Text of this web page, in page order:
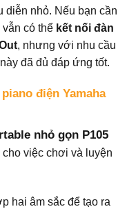
diễn nhỏ. Nếu bạn cần
có thể kết nối đàn
, nhưng với nhu cầu
đã đủ đáp ứng tốt.
điện Yamaha
nhỏ gọn P105
việc chơi và luyện
hai âm sắc để tạo ra